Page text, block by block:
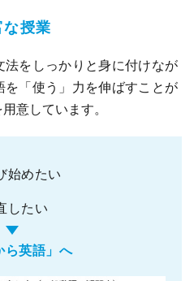
な授業
をしっかりと身に付けなが
を「使う」力を伸ばすことが
意しています。
始めたい
したい
ら英語」へ